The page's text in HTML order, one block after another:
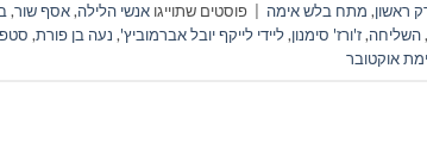
ראשון, מתח בלש אימה פוסטים שתוייגו אנשי הלילה,אסף שור,
,השליחה,ז'ורז' סימנון,ליידי לייקף יובל אברמוביץ', נעה בן פורת,
אוקטובר